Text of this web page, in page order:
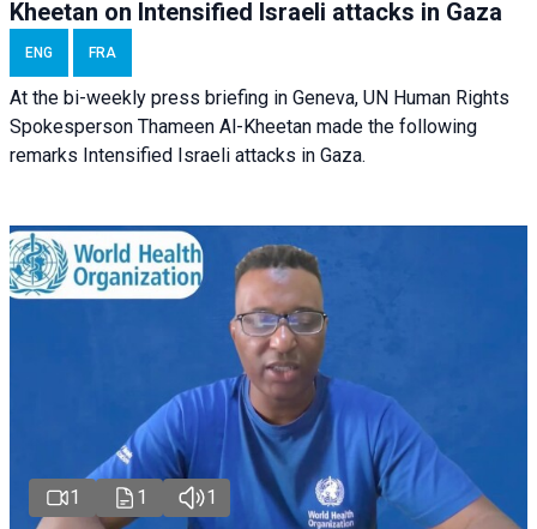
Kheetan on Intensified Israeli attacks in Gaza
ENG FRA
At the bi-weekly press briefing in Geneva, UN Human Rights
Spokesperson Thameen Al-Kheetan made the following
remarks Intensified Israeli attacks in Gaza.
1 1 1